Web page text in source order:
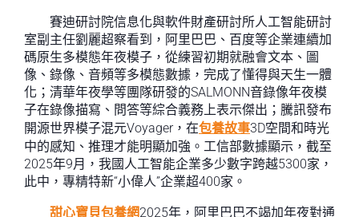
賽迪研討院信息化與軟件財產研討所人工智能研討
室副主任劉麗超察看到，阿里巴巴、百度等企業連續加
碼原生多模態年夜模子，從練習初期就融會文本、圖
像、錄像、音頻等多模態數據，完成了懂得與天生一體
化；清華年夜學等團隊研發的SALMONN音錄像年夜模
子在錄像描寫、問答等綜合義務上表示傑出；騰訊發布
開源世界模子混元Voyager，在包養故事3D空間和時光
中的感知、推理才能明顯加強。工信部數據顯示，截至
2025年9月，我國人工智能企業多少數字跨越5300家，
此中，專精特新“小偉人”企業超400家。
甜心寶貝包養網2025年，阿里巴巴不竭加年夜對通